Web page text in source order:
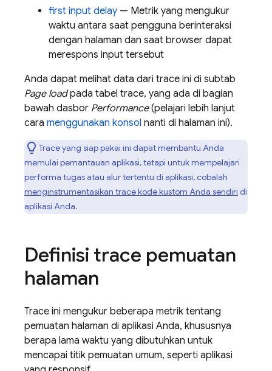
first input delay — Metrik yang mengukur
waktu antara saat pengguna berinteraksi
dengan halaman dan saat browser dapat
merespons input tersebut
Anda dapat melihat data dari trace ini di subtab
Page loadpada tabel trace, yang ada di bagian
bawah dasbor Performance(pelajari lebih lanjut
cara menggunakan konsol nanti di halaman ini).
Trace yang siap pakai ini dapat membantu Anda
memulai pemantauan aplikasi, tetapi untuk mempelajari
performa tugas atau alur tertentu di aplikasi, cobalah
menginstrumentasikan trace kode kustom Anda sendiri di
aplikasi Anda.
Definisi trace pemuatan
halaman
Trace ini mengukur beberapa metrik tentang
pemuatan halaman di aplikasi Anda, khususnya
berapa lama waktu yang dibutuhkan untuk
mencapai titik pemuatan umum, seperti aplikasi